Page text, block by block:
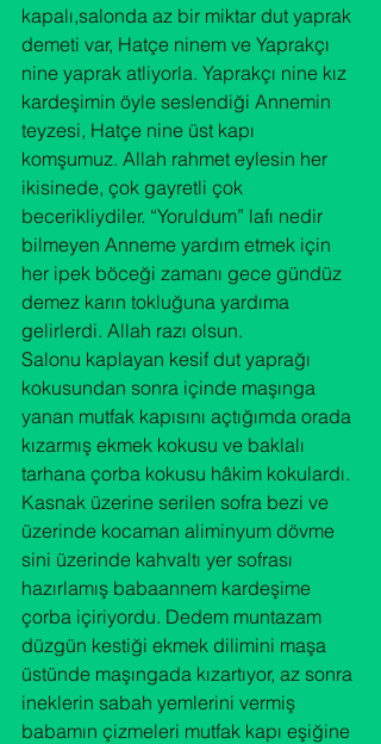
kapalı,salonda az bir miktar dut yaprak
demeti var, Hatçe ninem ve Yaprakçı
nine yaprak atliyorla. Yaprakçı nine kız
kardeşimin öyle seslendiği Annemin
teyzesi, Hatçe nine üst kapı
komşumuz. Allah rahmet eylesin her
ikisinede, çok gayretli çok
becerikliydiler. “Yoruldum” lafı nedir
bilmeyen Anneme yardım etmek için
her ipek böceği zamanı gece gündüz
demez karın tokluğuna yardıma
gelirlerdi. Allah razı olsun.
Salonu kaplayan kesif dut yaprağı
kokusundan sonra içinde maşınga
yanan mutfak kapısını açtığımda orada
kızarmış ekmek kokusu ve baklalı
tarhana çorba kokusu hâkim kokulardı.
Kasnak üzerine serilen sofra bezi ve
üzerinde kocaman aliminyum dövme
sini üzerinde kahvaltı yer sofrası
hazırlamış babaannem kardeşime
çorba içiriyordu. Dedem muntazam
düzgün kestiği ekmek dilimini maşa
üstünde maşıngada kızartıyor, az sonra
ineklerin sabah yemlerini vermiş
babamın çizmeleri mutfak kapı eşiğine